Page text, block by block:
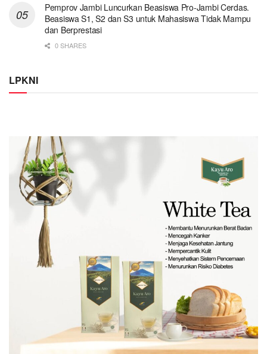
Pemprov Jambi Luncurkan Beasiswa Pro-Jambi Cerdas.
Beasiswa S1, S2 dan S3 untuk Mahasiswa Tidak Mampu
dan Berprestasi
0 SHARES
LPKNI